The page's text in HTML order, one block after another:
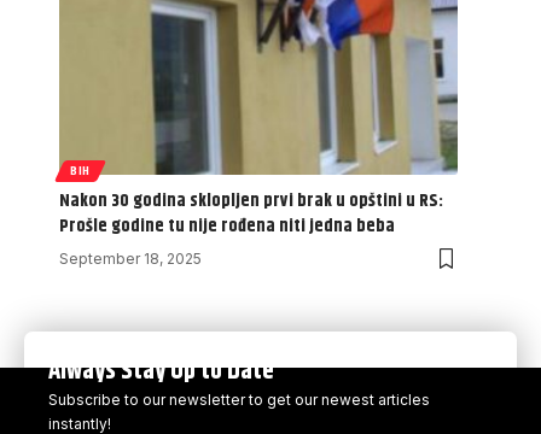
BIH
Nakon 30 godina sklopljen prvi brak u opštini u RS:
Prošle godine tu nije rođena niti jedna beba
September 18, 2025
Always Stay Up to Date
Subscribe to our newsletter to get our newest articles
instantly!